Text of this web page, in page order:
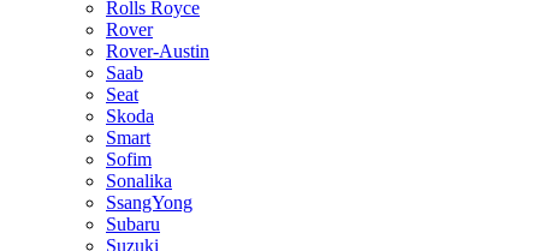
Rolls Royce
Rover
Rover-Austin
Saab
Seat
Skoda
Smart
Sofim
Sonalika
SsangYong
Subaru
Suzuki